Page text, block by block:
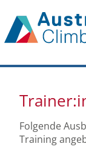
Folgende
Training